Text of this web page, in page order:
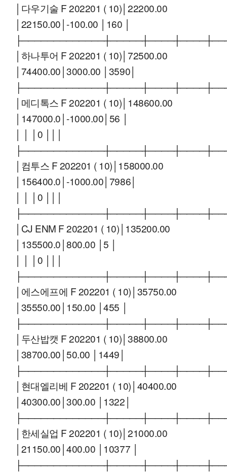
│다우기술 F 202201 ( 10)│22200.00
│22150.00│-100.00 │160 │
│하나투어 F 202201 ( 10)│72500.00
│74400.00│3000.00 │3590│
│메디톡스 F 202201 ( 10)│148600.00
│147000.0│-1000.00│56 │
│ │ │0 │││
│컴투스 F 202201 ( 10)│158000.00
│156400.0│-1000.00│7986│
│ │ │0 │││
│CJ ENM F 202201 ( 10)│135200.00
│135500.0│800.00 │5 │
│ │ │0 │││
│에스에프에 F 202201 ( 10)│35750.00
│35550.00│150.00 │455 │
│두산밥캣 F 202201 ( 10)│38800.00
│38700.00│50.00 │1449│
│현대엘리베 F 202201 ( 10)│40400.00
│40300.00│300.00 │1322│
│한세실업 F 202201 ( 10)│21000.00
│21150.00│400.00 │10377 │